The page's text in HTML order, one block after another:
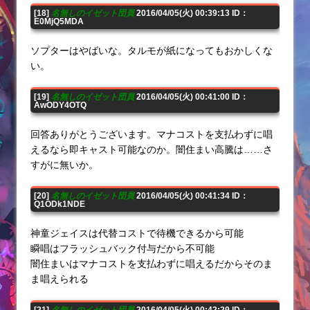
[18] 名無しのイゼット団員2016/04/05(火) 00:39:13 ID：
E0MjQ5MDA
ソプターはやばいな。タルモが紙になってもおかしくな
い。
[19] 名無しのイゼット団員2016/04/05(火) 00:41:00 ID：
AwODY4OTQ
回答ありがとうございます。マナコストを支払わずに唱
えるなら即キャスト可能なのか。闇住まい高騰は……さ
すがに無いか。
[20] 名無しのイゼット団員2016/04/05(火) 00:41:34 ID：
Q1ODk1NDE
神童ジェイスは代替コストで待機できるから可能
瞬唱はフラッシュバック付与だから不可能
闇住まいはマナコストを支払わずに唱えるだからそのま
ま唱えられる